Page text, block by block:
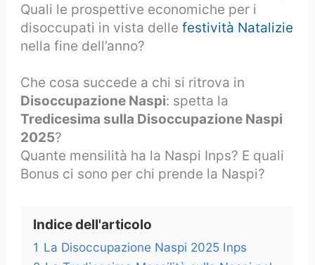
Quali le prospettive economiche per i
disoccupati in vista dellefestività Natalizie
nella fine dell’anno?
Che cosa succede a chi si ritrova in
Disoccupazione Naspi: spetta la
Tredicesima sulla Disoccupazione Naspi
2025?
Quante mensilità ha la Naspi Inps? E quali
Bonus ci sono per chi prende la Naspi?
Indice dell'articolo
1 La Disoccupazione Naspi 2025 Inps